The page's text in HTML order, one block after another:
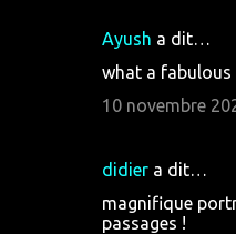
Ayush a dit…
what a
10 novembre
didier a dit…
magnifique
passages !